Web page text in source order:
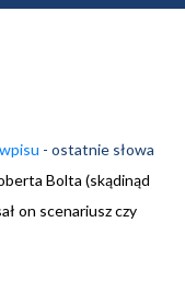
- ostatnie słowa
Bolta (skądinąd
on scenariusz czy